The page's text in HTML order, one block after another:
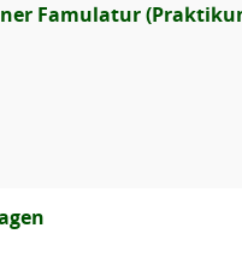
Famulatur